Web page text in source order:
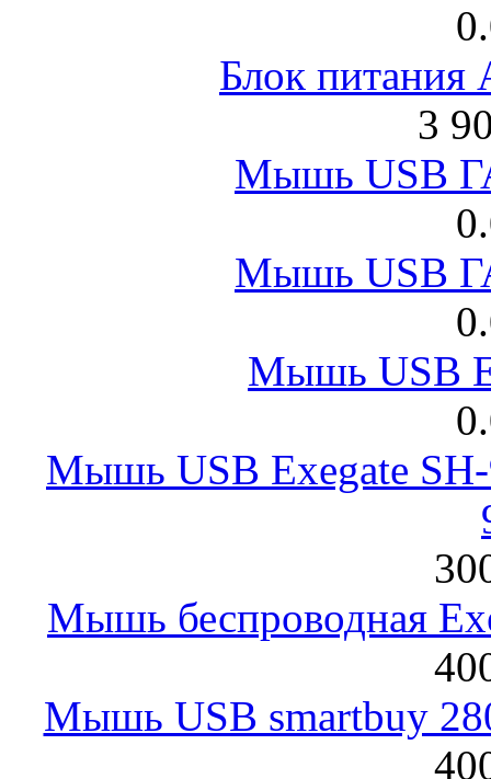
Блок питания
3
Мышь USB
Мышь USB
Мышь USB
Мышь USB Exegate
Мышь беспроводная
Мышь USB smartbuy